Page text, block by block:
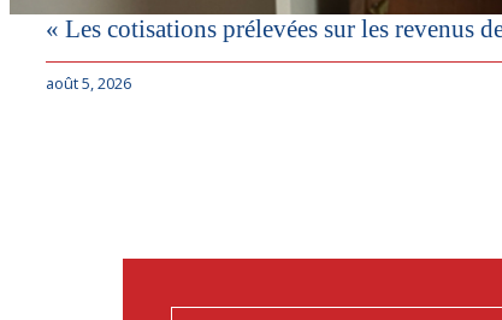
« Les cotisations prélevées sur les revenus
août 5, 2026